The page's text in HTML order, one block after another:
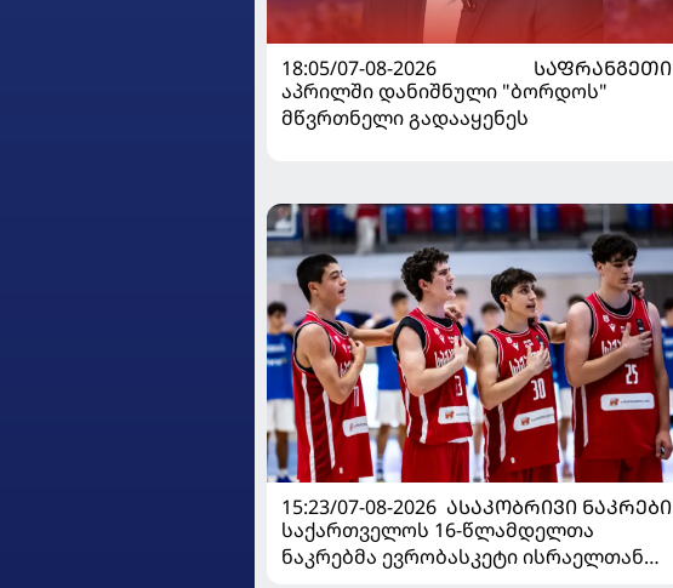
18:05/07-08-2026
ᲡᲐᲤᲠᲐᲜᲒᲔᲗᲘ
აპრილში დანიშნული "ბორდოს"
მწვრთნელი გადააყენეს
15:23/07-08-2026 ᲐᲡᲐᲙᲝᲑᲠᲘᲕᲘ ᲜᲐᲙᲠᲔᲑᲘ
საქართველოს 16-წლამდელთა
ნაკრებმა ევრობასკეტი ისრაელთან